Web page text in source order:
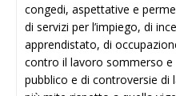
congedi, aspettative e
di servizi per l’impiego, di
apprendistato, di
contro il lavoro sommerso
pubblico e di controversie di